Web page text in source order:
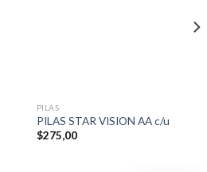
PILAS
PILAS STAR VISION AA c/u
$275,00